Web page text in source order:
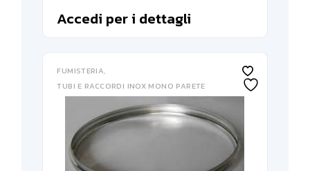
Accedi per i dettagli
FUMISTERIA
TUBI E RACCORDI INOX MONO PARETE